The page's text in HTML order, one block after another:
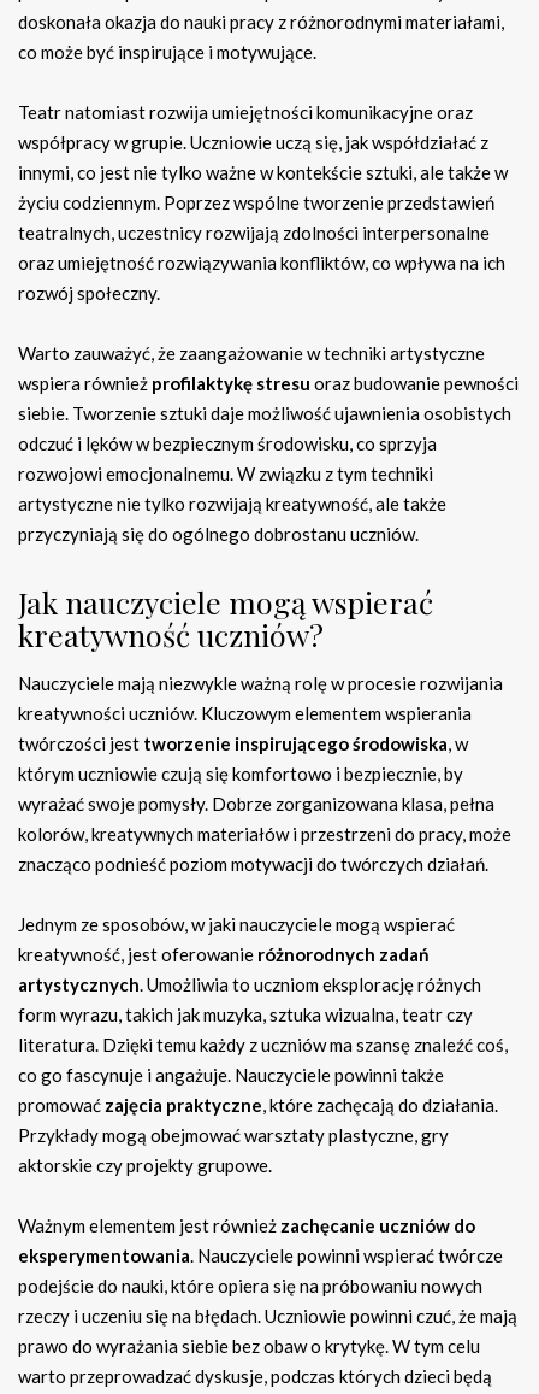
doskonała okazja do nauki pracy z różnorodnymi materiałami,
co może być inspirujące i motywujące.
Teatr natomiast rozwija umiejętności komunikacyjne oraz
współpracy w grupie. Uczniowie uczą się, jak współdziałać z
innymi, co jest nie tylko ważne w kontekście sztuki, ale także w
życiu codziennym. Poprzez wspólne tworzenie przedstawień
teatralnych, uczestnicy rozwijają zdolności interpersonalne
oraz umiejętność rozwiązywania konfliktów, co wpływa na ich
rozwój społeczny.
Warto zauważyć, że zaangażowanie w techniki artystyczne
wspiera również profilaktykę stresu oraz budowanie pewności
siebie. Tworzenie sztuki daje możliwość ujawnienia osobistych
odczuć i lęków w bezpiecznym środowisku, co sprzyja
rozwojowi emocjonalnemu. W związku z tym techniki
artystyczne nie tylko rozwijają kreatywność, ale także
przyczyniają się do ogólnego dobrostanu uczniów.
Jak nauczyciele mogą wspierać
kreatywność uczniów?
Nauczyciele mają niezwykle ważną rolę w procesie rozwijania
kreatywności uczniów. Kluczowym elementem wspierania
twórczości jest tworzenie inspirującego środowiska, w
którym uczniowie czują się komfortowo i bezpiecznie, by
wyrażać swoje pomysły. Dobrze zorganizowana klasa, pełna
kolorów, kreatywnych materiałów i przestrzeni do pracy, może
znacząco podnieść poziom motywacji do twórczych działań.
Jednym ze sposobów, w jaki nauczyciele mogą wspierać
kreatywność, jest oferowanie różnorodnych zadań
artystycznych. Umożliwia to uczniom eksplorację różnych
form wyrazu, takich jak muzyka, sztuka wizualna, teatr czy
literatura. Dzięki temu każdy z uczniów ma szansę znaleźć coś,
co go fascynuje i angażuje. Nauczyciele powinni także
promować zajęcia praktyczne, które zachęcają do działania.
Przykłady mogą obejmować warsztaty plastyczne, gry
aktorskie czy projekty grupowe.
Ważnym elementem jest również zachęcanie uczniów do
eksperymentowania. Nauczyciele powinni wspierać twórcze
podejście do nauki, które opiera się na próbowaniu nowych
rzeczy i uczeniu się na błędach. Uczniowie powinni czuć, że mają
prawo do wyrażania siebie bez obaw o krytykę. W tym celu
warto przeprowadzać dyskusje, podczas których dzieci będą